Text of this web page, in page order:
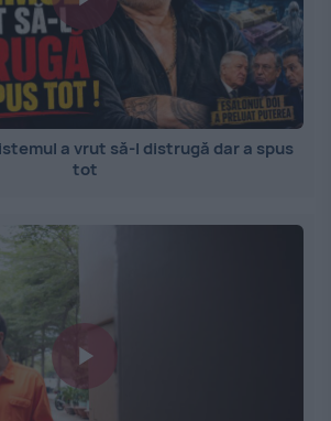
a vrut să-l distrugă dar a spus
tot